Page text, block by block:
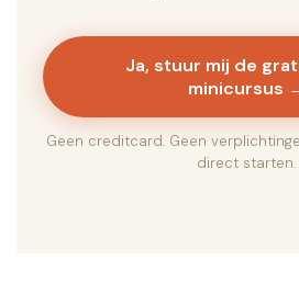
Ja, stuur mij de
minicursus
Geen creditcard. Geen
direct starten.